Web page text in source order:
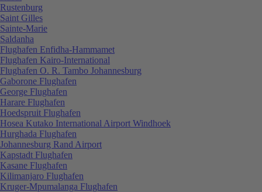
Rustenburg
Saint Gilles
Sainte-Marie
Saldanha
Flughafen Enfidha-Hammamet
Flughafen Kairo-International
Flughafen O. R. Tambo Johannesburg
Gaborone Flughafen
George Flughafen
Harare Flughafen
Hoedspruit Flughafen
Hosea Kutako International Airport Windhoek
Hurghada Flughafen
Johannesburg Rand Airport
Kapstadt Flughafen
Kasane Flughafen
Kilimanjaro Flughafen
Kruger-Mpumalanga Flughafen